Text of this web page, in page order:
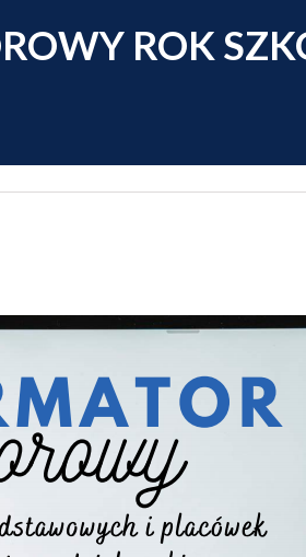
ROK